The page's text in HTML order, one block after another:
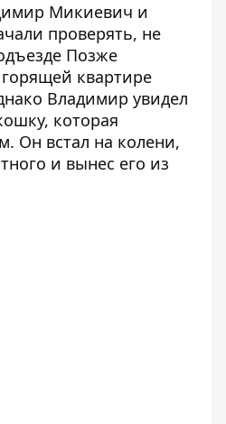
Микиевич и
проверять, не
Позже
квартире
Владимир увидел
которая
Он встал на колени,
и вынес его из